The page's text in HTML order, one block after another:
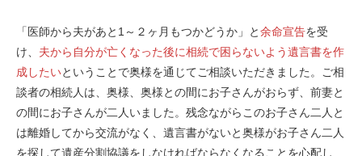
「医師から夫があと1～２ヶ月もつかどうか」と余命宣告を受
け、 夫から自分が亡くなった後に相続で困らないよう遺言書を作
成したいということで奥様を通じてご相談いただきました。ご相
談者の相続人は、奥様、奥様との間にお子さんがおらず、前妻と
の間にお子さんが二人いました。残念ながらこのお子さん二人と
は離婚してから交流がなく、遺言書がないと奥様がお子さん二人
を探して遺産分割協議をしなければならなくなることを心配し